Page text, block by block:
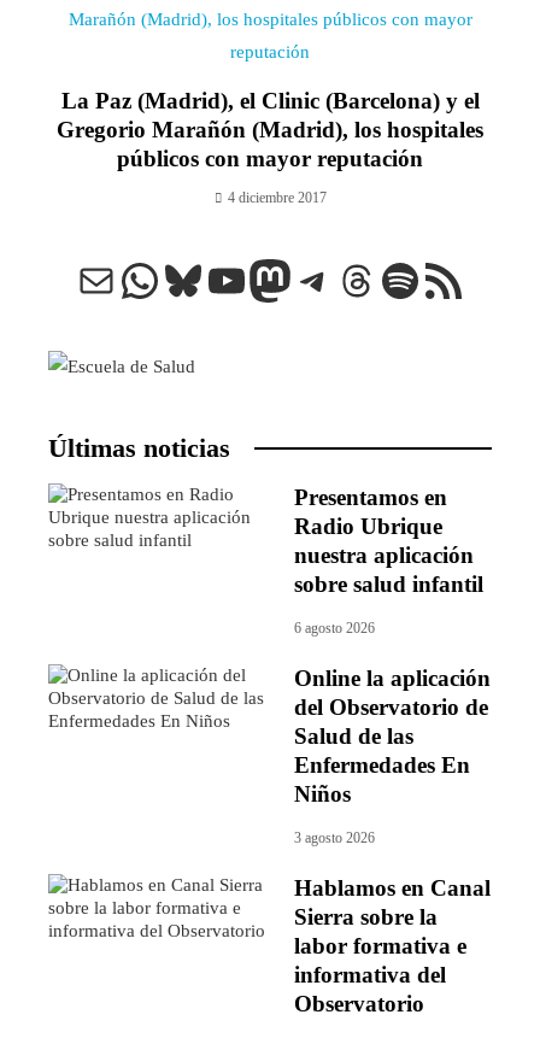
La Paz (Madrid), el Clinic (Barcelona) y el
Gregorio Marañón (Madrid), los hospitales
públicos con mayor reputación
4 diciembre 2017
Correo electrónico
WhatsApp
Bluesky
YouTube
Mastodon
Telegram
Threads
Spotify
Feed RSS
Últimas noticias
Presentamos en
Radio Ubrique
nuestra aplicación
sobre salud infantil
6 agosto 2026
Online la aplicación
del Observatorio de
Salud de las
Enfermedades En
Niños
3 agosto 2026
Hablamos en Canal
Sierra sobre la
labor formativa e
informativa del
Observatorio